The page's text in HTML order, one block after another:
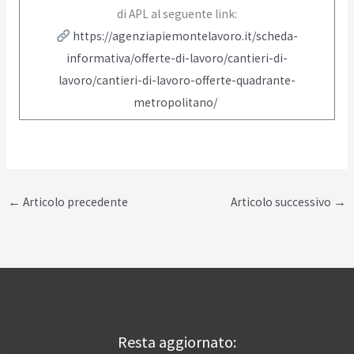
di APL al seguente link:
https://agenziapiemontelavoro.it/scheda-
informativa/offerte-di-lavoro/cantieri-di-
lavoro/cantieri-di-lavoro-offerte-quadrante-
metropolitano/
← Articolo precedente Articolo successivo →
Resta aggiornato: